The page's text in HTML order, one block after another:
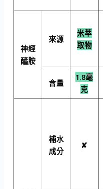
神經
醯胺
來源
米萃
取物
含量
1.8毫
克
補水
成分
✘